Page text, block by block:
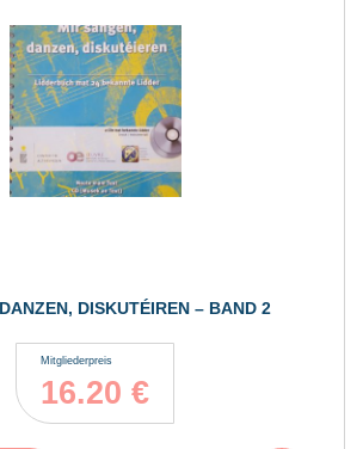
DISKUTÉIREN – BAND 2
Mitgliederpreis
16.20 €